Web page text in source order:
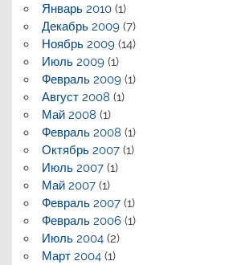
Январь 2010(1)
Декабрь 2009(7)
Ноябрь 2009(14)
Июль 2009(1)
Февраль 2009(1)
Август 2008 (1)
Май 2008 (1)
Февраль 2008 (1)
Октябрь 2007(1)
Июль 2007(1)
Май 2007(1)
Февраль 2007(1)
Февраль 2006(1)
Июль 2004(2)
Март 2004(1)